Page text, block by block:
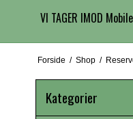
VI TAGER IMOD
Forside / Shop /
Kategorier